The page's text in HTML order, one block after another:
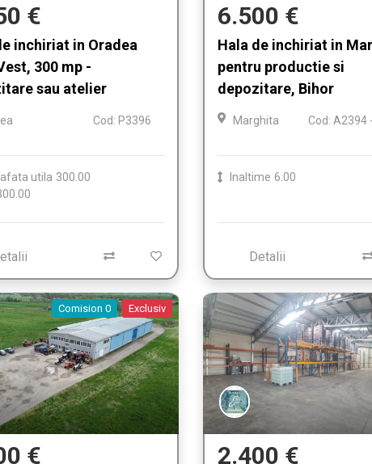
€
inchiriat in Oradea
300 mp -
sau atelier
Cod: P3396
utila 300.00
6.500 €
Hala de inchiriat in
pentru productie si
depozitare, Bihor
Marghita Cod: A2394
Inaltime 6.00
Detalii
Comision 0 Exclusiv
€ 2.400 €